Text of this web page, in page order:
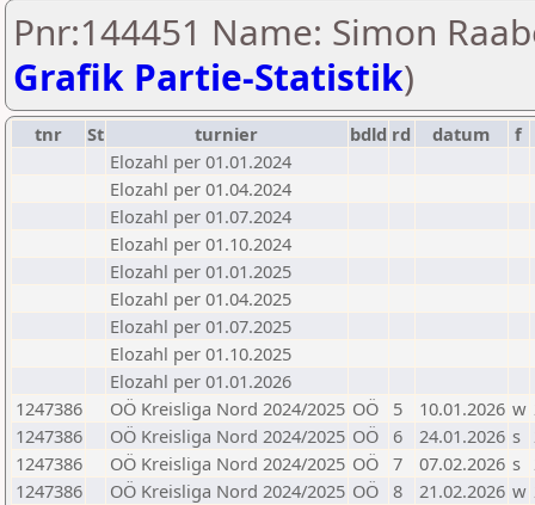
Pnr:144451 Name: Simon
Grafik Partie-Statistik)
tnr St turnier bdld rd datum
f
Elozahl per 01.01.2024
Elozahl per 01.04.2024
Elozahl per 01.07.2024
Elozahl per 01.10.2024
Elozahl per 01.01.2025
Elozahl per 01.04.2025
Elozahl per 01.07.2025
Elozahl per 01.10.2025
Elozahl per 01.01.2026
1247386
OÖ Kreisliga Nord 2024/2025 OÖ 5 10.01.2026 w
1247386
OÖ Kreisliga Nord 2024/2025 OÖ 6 24.01.2026 s
1247386
OÖ Kreisliga Nord 2024/2025 OÖ 7 07.02.2026 s
1247386
OÖ Kreisliga Nord 2024/2025 OÖ 8 21.02.2026 w